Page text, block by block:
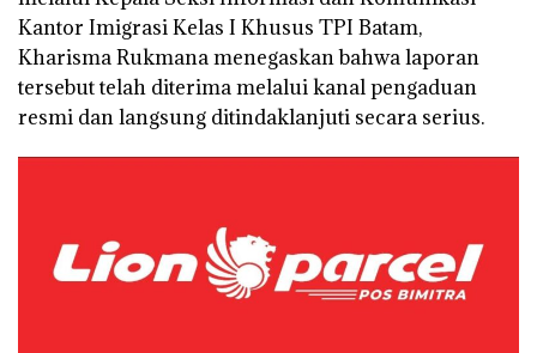
Kantor Imigrasi Kelas I Khusus TPI Batam,
Kharisma Rukmana menegaskan bahwa laporan
tersebut telah diterima melalui kanal pengaduan
resmi dan langsung ditindaklanjuti secara serius.